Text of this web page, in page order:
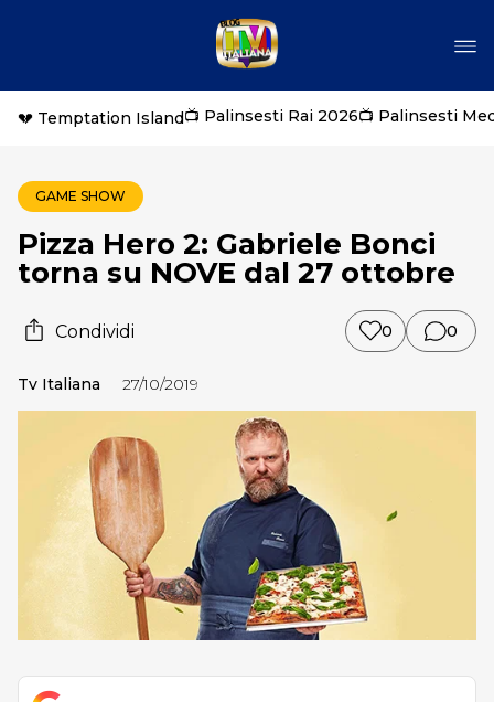
💔 Temptation Island📺 Palinsesti Rai 2026📺 Palinsesti
GAME SHOW
Pizza Hero 2: Gabriele Bonci
torna su NOVE dal 27 ottobre
Condividi 0 0
Tv Italiana 27/10/2019